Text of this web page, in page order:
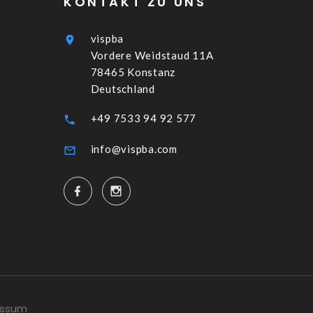
vispba
Vordere Weidstaud 11A
78465 Konstanz
Deutschland
+49 7533 94 92 577
info@vispba.com